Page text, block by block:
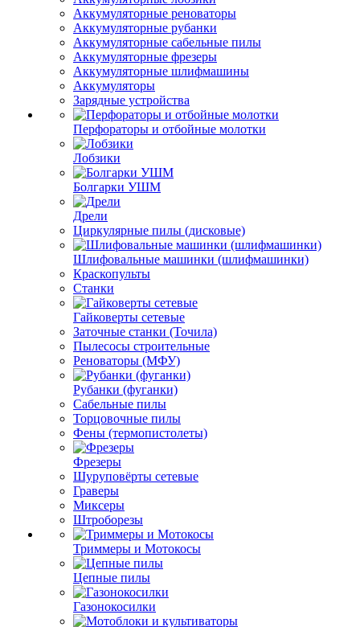
Аккумуляторные реноваторы
Аккумуляторные рубанки
Аккумуляторные сабельные пилы
Аккумуляторные фрезеры
Аккумуляторные шлифмашины
Аккумуляторы
Зарядные устройства
Перфораторы и отбойные молотки
Лобзики
Болгарки УШМ
Дрели
Циркулярные пилы (дисковые)
Шлифовальные машинки (шлифмашинки)
Краскопульты
Станки
Гайковерты сетевые
Заточные станки (Точила)
Пылесосы строительные
Реноваторы (МФУ)
Рубанки (фуганки)
Сабельные пилы
Торцовочные пилы
Фены (термопистолеты)
Фрезеры
Шуруповёрты сетевые
Граверы
Миксеры
Штроборезы
Триммеры и Мотокосы
Цепные пилы
Газонокосилки